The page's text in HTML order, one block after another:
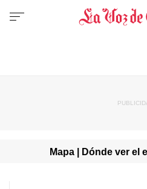
Mapa | Dónde ver el